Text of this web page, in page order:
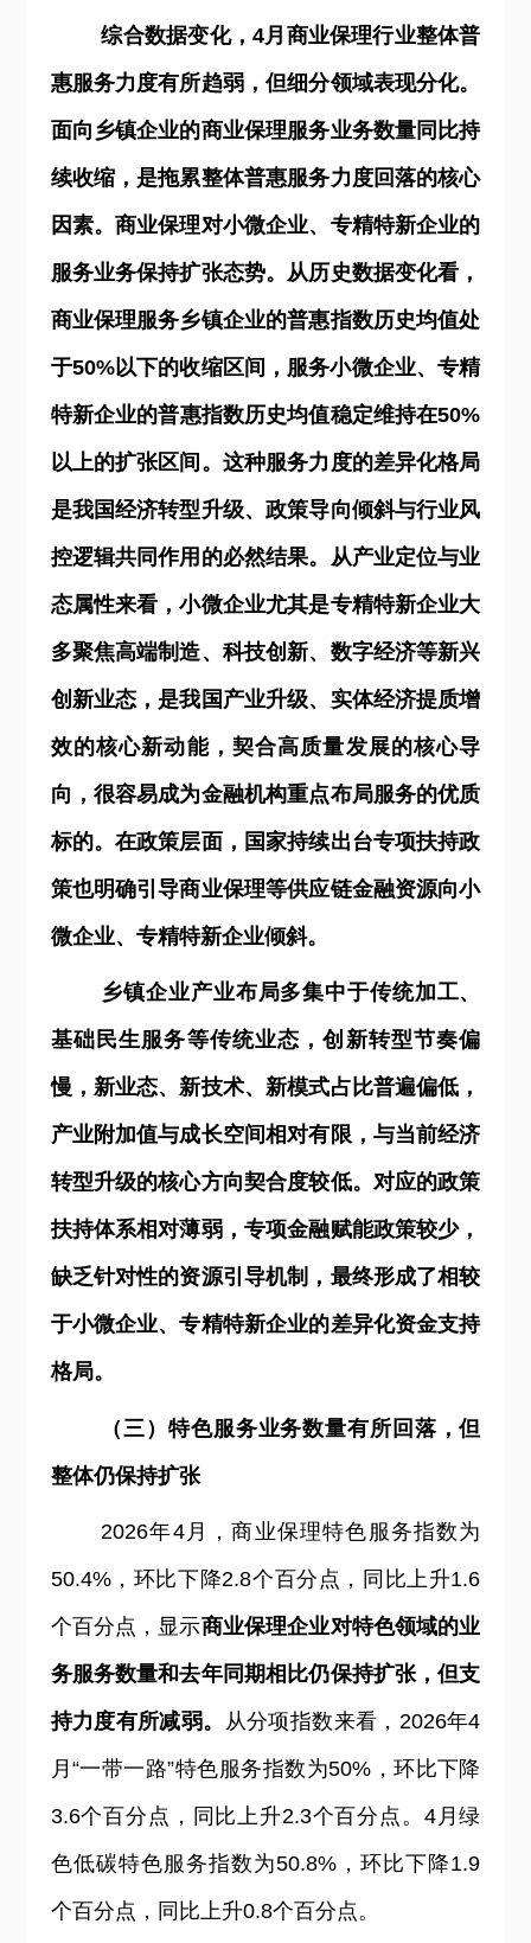
综合数据变化，4月商业保理行业整体普
惠服务力度有所趋弱，但细分领域表现分化。
面向乡镇企业的商业保理服务业务数量同比持
续收缩，是拖累整体普惠服务力度回落的核心
因素。商业保理对小微企业、专精特新企业的
服务业务保持扩张态势。从历史数据变化看，
商业保理服务乡镇企业的普惠指数历史均值处
于50%以下的收缩区间，服务小微企业、专精
特新企业的普惠指数历史均值稳定维持在50%
以上的扩张区间。这种服务力度的差异化格局
是我国经济转型升级、政策导向倾斜与行业风
控逻辑共同作用的必然结果。从产业定位与业
态属性来看，小微企业尤其是专精特新企业大
多聚焦高端制造、科技创新、数字经济等新兴
创新业态，是我国产业升级、实体经济提质增
效的核心新动能，契合高质量发展的核心导
向，很容易成为金融机构重点布局服务的优质
标的。在政策层面，国家持续出台专项扶持政
策也明确引导商业保理等供应链金融资源向小
微企业、专精特新企业倾斜。
乡镇企业产业布局多集中于传统加工、
基础民生服务等传统业态，创新转型节奏偏
慢，新业态、新技术、新模式占比普遍偏低，
产业附加值与成长空间相对有限，与当前经济
转型升级的核心方向契合度较低。对应的政策
扶持体系相对薄弱，专项金融赋能政策较少，
缺乏针对性的资源引导机制，最终形成了相较
于小微企业、专精特新企业的差异化资金支持
格局。
（三）特色服务业务数量有所回落，但
整体仍保持扩张
2026年4月，商业保理特色服务指数为
50.4%，环比下降2.8个百分点，同比上升1.6
个百分点，显示商业保理企业对特色领域的业
务服务数量和去年同期相比仍保持扩张，但支
持力度有所减弱。 从分项指数来看，2026年4
月“一带一路”特色服务指数为50%，环比下降
3.6个百分点，同比上升2.3个百分点。4月绿
色低碳特色服务指数为50.8%，环比下降1.9
个百分点，同比上升0.8个百分点。